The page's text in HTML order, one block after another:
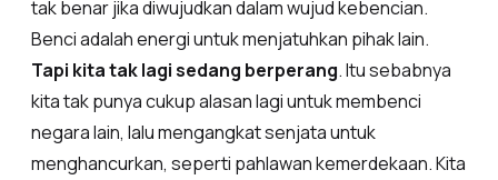
tak benar jika diwujudkan dalam wujud kebencian.
Benci adalah energi untuk menjatuhkan pihak lain.
Tapi kita tak lagi sedang berperang. Itu sebabnya
kita tak punya cukup alasan lagi untuk membenci
negara lain, lalu mengangkat senjata untuk
menghancurkan, seperti pahlawan kemerdekaan. Kita